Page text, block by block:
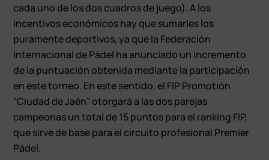
cada uno de los dos cuadros de juego). A los
incentivos económicos hay que sumarles los
puramente deportivos, ya que la Federación
Internacional de Pádel ha anunciado un incremento
de la puntuación obtenida mediante la participación
en este torneo. En este sentido, el FIP Promotión
“Ciudad de Jaén” otorgará a las dos parejas
campeonas un total de 15 puntos para el ranking FIP,
que sirve de base para el circuito profesional Premier
Pádel.